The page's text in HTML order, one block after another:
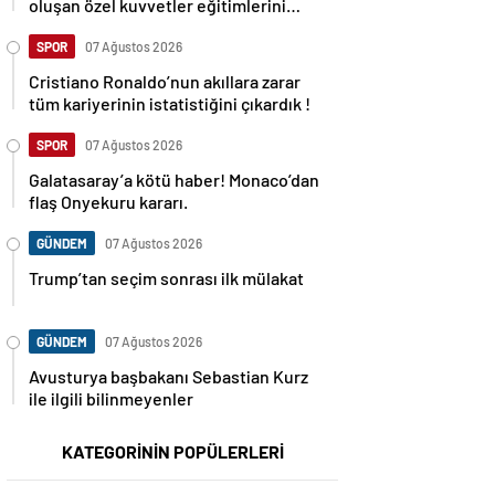
oluşan özel kuvvetler eğitimlerini
SPOR 07 Ağustos 2026
Cristiano Ronaldo’nun akıllara zarar
tüm kariyerinin istatistiğini çıkardık !
SPOR 07 Ağustos 2026
Galatasaray’a kötü haber! Monaco’dan
flaş Onyekuru kararı.
GÜNDEM 07 Ağustos 2026
Trump’tan seçim sonrası ilk mülakat
GÜNDEM 07 Ağustos 2026
Avusturya başbakanı Sebastian Kurz
ile ilgili bilinmeyenler
KATEGORİNİN POPÜLERLERİ